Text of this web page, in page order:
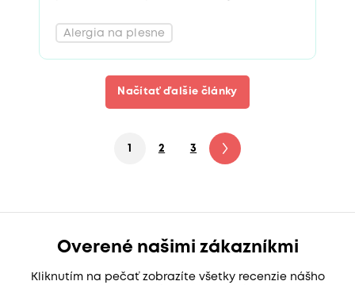
Alergia na plesne
Načítať ďalšie články
1 2 3 4
Overené našimi zákazníkmi
Kliknutím na pečať zobrazíte všetky recenzie nášho